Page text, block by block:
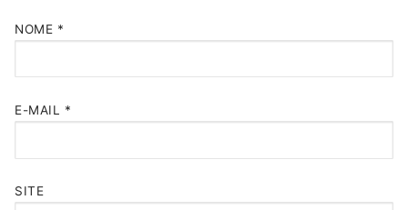
NOME *
E-MAIL *
SITE